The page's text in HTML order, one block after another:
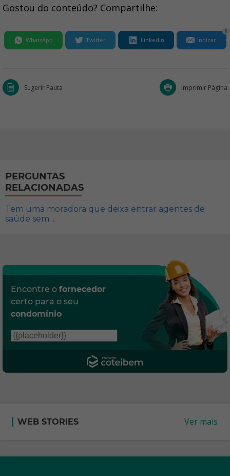
Gostou do conteúdo? Compartilhe:
WhatsApp Twitter LinkedIn Indicar
1
Sugerir Pauta Imprimir Página
PERGUNTAS
RELACIONADAS
Tem uma moradora que deixa entrar agentes de
saúde sem ...
Encontre o fornecedor
certo para o seu
condomínio
WEB STORIES Ver mais